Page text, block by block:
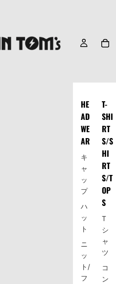
HE
AD
WE
AR
キ
ャ
ッ
プ
ハ
ッ
ト
ニ
ッ
ト/
フ
T-
SHI
RT
S/S
HI
RT
S/T
OP
S
T
シ
ャ
ツ
コ
ン